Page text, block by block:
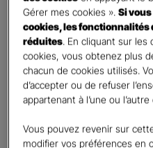
Monsieur
Contact*
First
Téléphone*
United
States
Gérer mes cookies ».Si
cookies, les fonctionnalités
réduites. En cliquant sur les
cookies, vous obtenez plus
chacun de cookies utilisés.
d’accepter ou de refuser
appartenant à l’une ou
Vous pouvez revenir sur
modifier vos préférences en